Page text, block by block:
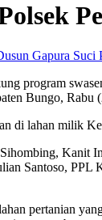
program
Bungo, Rabu
di lahan milik
Santoso, PPL
pertanian